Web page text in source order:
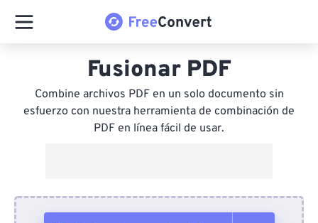
Fusionar PDF
Combine archivos PDF en un solo documento sin
esfuerzo con nuestra herramienta de combinación de
PDF en línea fácil de usar.